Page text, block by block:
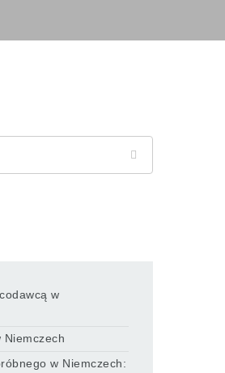
w
Niemczech
w Niemczech: